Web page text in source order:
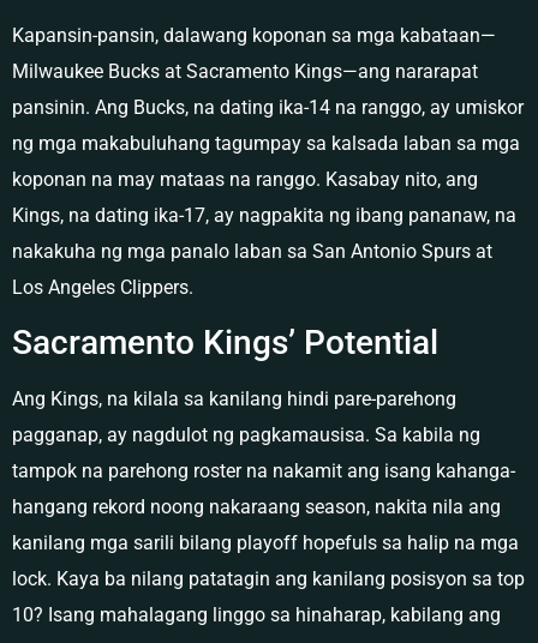
Kapansin-pansin, dalawang koponan sa mga kabataan—
Milwaukee Bucks at Sacramento Kings—ang nararapat
pansinin. Ang Bucks, na dating ika-14 na ranggo, ay umiskor
ng mga makabuluhang tagumpay sa kalsada laban sa mga
koponan na may mataas na ranggo. Kasabay nito, ang
Kings, na dating ika-17, ay nagpakita ng ibang pananaw, na
nakakuha ng mga panalo laban sa San Antonio Spurs at
Los Angeles Clippers.
Sacramento Kings’ Potential
Ang Kings, na kilala sa kanilang hindi pare-parehong
pagganap, ay nagdulot ng pagkamausisa. Sa kabila ng
tampok na parehong roster na nakamit ang isang kahanga-
hangang rekord noong nakaraang season, nakita nila ang
kanilang mga sarili bilang playoff hopefuls sa halip na mga
lock. Kaya ba nilang patatagin ang kanilang posisyon sa top
10? Isang mahalagang linggo sa hinaharap, kabilang ang